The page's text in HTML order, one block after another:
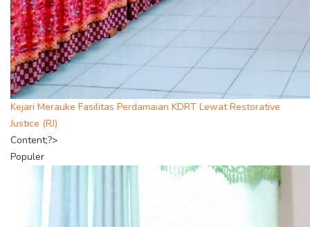
Kejari Merauke Fasilitas Perdamaian KDRT Lewat Restorative
Justice (RJ)
Content;?>
Populer